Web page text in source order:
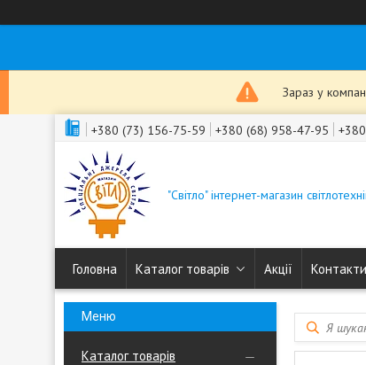
Зараз у
+380 (73) 156-75-59 +380 (68) 958-47-95
"Світло" інтернет-магазин
Головна Каталог товарів Акції Контакти
Каталог товарів